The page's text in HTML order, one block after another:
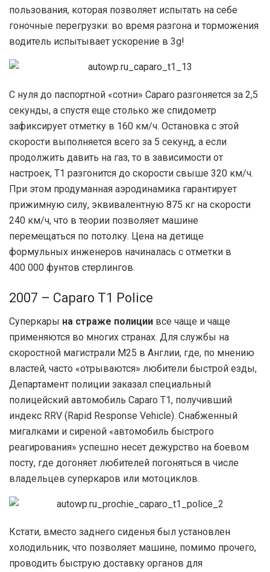
пользования, которая позволяет испытать на себе
гоночные перегрузки: во время разгона и торможения
водитель испытывает ускорение в 3g!
С нуля до паспортной «сотни» Caparo разгоняется за 2,5
секунды, а спустя еще столько же спидометр
зафиксирует отметку в 160 км/ч. Остановка с этой
скорости выполняется всего за 5 секунд, а если
продолжить давить на газ, то в зависимости от
настроек, Т1 разгонится до скорости свыше 320 км/ч.
При этом продуманная аэродинамика гарантирует
прижимную силу, эквивалентную 875 кг на скорости
240 км/ч, что в теории позволяет машине
перемещаться по потолку. Цена на детище
формульных инженеров начиналась с отметки в
400 000 фунтов стерлингов.
2007 – Caparo T1 Police
Суперкары на страже полиции все чаще и чаще
применяются во многих странах. Для службы на
скоростной магистрали М25 в Англии, где, по мнению
властей, часто «отрываются» любители быстрой езды,
Департамент полиции заказал специальный
полицейский автомобиль Caparo T1, получивший
индекс RRV (Rapid Response Vehicle). Снабженный
мигалками и сиреной «автомобиль быстрого
реагирования» успешно несет дежурство на боевом
посту, где догоняет любителей погоняться в числе
владельцев суперкаров или мотоциклов.
Кстати, вместо заднего сиденья был установлен
холодильник, что позволяет машине, помимо прочего,
проводить быструю доставку органов для